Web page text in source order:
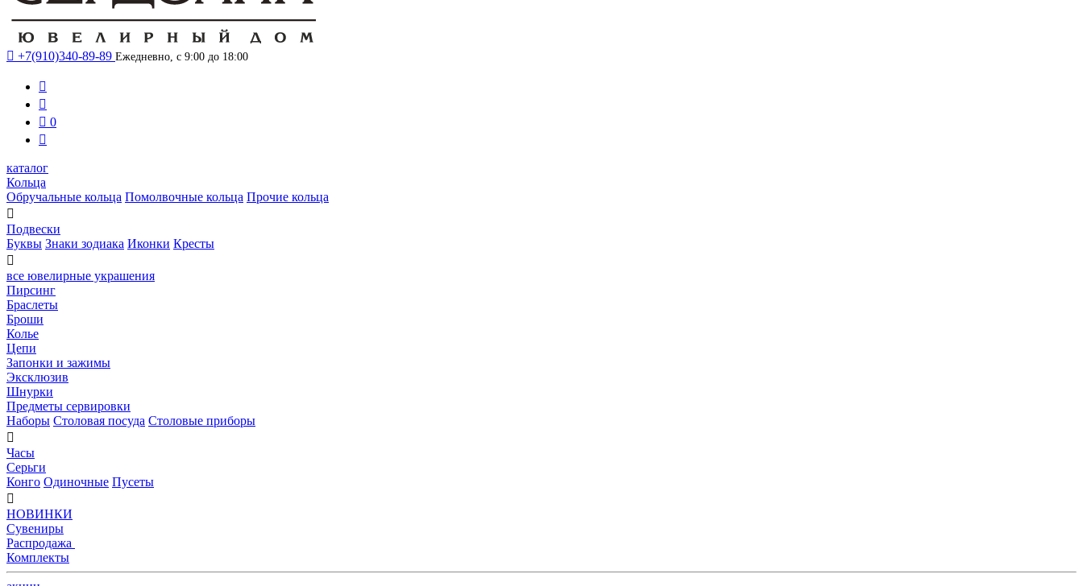
 +7(910)340-89-89 Ежедневно, с 9:00 до 18:00


 0

каталог
Кольца
Обручальные кольца Помолвочные кольца Прочие кольца

Подвески
Буквы Знаки зодиака Иконки Кресты

все ювелирные украшения
Пирсинг
Браслеты
Броши
Колье
Цепи
Запонки и зажимы
Эксклюзив
Шнурки
Предметы сервировки
Наборы Столовая посуда Столовые приборы

Часы
Серьги
Конго Одиночные Пусеты

НОВИНКИ
Сувениры
Распродажа
Комплекты